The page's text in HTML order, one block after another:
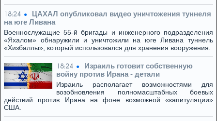
18:24
ЦАХАЛ опубликовал видео уничтожения туннеля
на юге Ливана
Военнослужащие 55-й бригады и инженерного подразделения
«Яхалом» обнаружили и уничтожили на юге Ливана туннель
«Хизбаллы», который использовался для хранения вооружения.
18:24
Израиль готовит собственную
войну против Ирана - детали
Израиль располагает возможностями для
возобновления полномасштабных боевых
действий против Ирана на фоне возможной «капитуляции»
США.